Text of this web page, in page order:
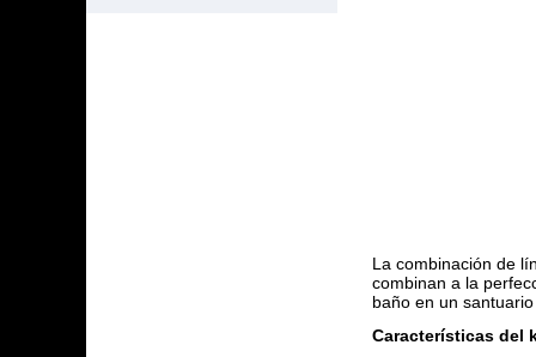
La combinación de
combinan a la
baño en un
Características del